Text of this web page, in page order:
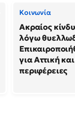
Κοινωνία
Ακραίος
λόγω
για Αττική
περιφέρειες